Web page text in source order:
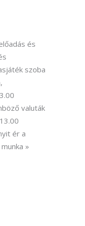
és
szoba
valuták
ér a